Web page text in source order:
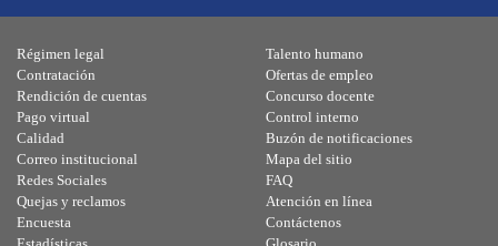
Régimen legal
Contratación
Rendición de cuentas
Pago virtual
Calidad
Talento humano
Ofertas de empleo
Concurso docente
Control interno
Buzón de notificaciones
Correo institucional
Redes Sociales
Quejas y reclamos
Encuesta
Mapa del sitio
FAQ
Atención en línea
Contáctenos